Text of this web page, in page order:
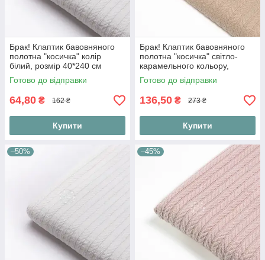
Брак! Клаптик бавовняного
полотна "косичка" колір
білий, розмір 40*240 см
Готово до відправки
64,80 ₴ 162 ₴
Купити
Брак! Клаптик бавовняного
полотна "косичка" світло-
карамельного кольору,
розмір 70*230 см
Готово до відправки
136,50 ₴ 273 ₴
Купити
–50% –45%